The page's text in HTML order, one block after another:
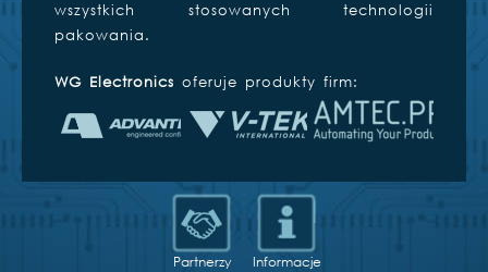
wszystkich stosowanych technologii
pakowania.
WG Electronics oferuje produkty firm:
Partnerzy Informacje